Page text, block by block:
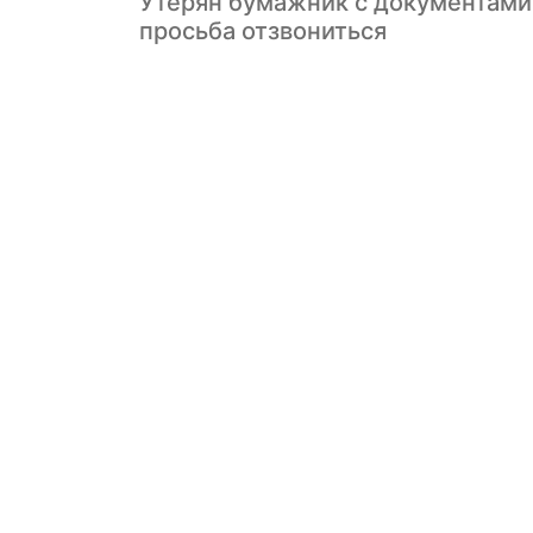
просьба отзвониться